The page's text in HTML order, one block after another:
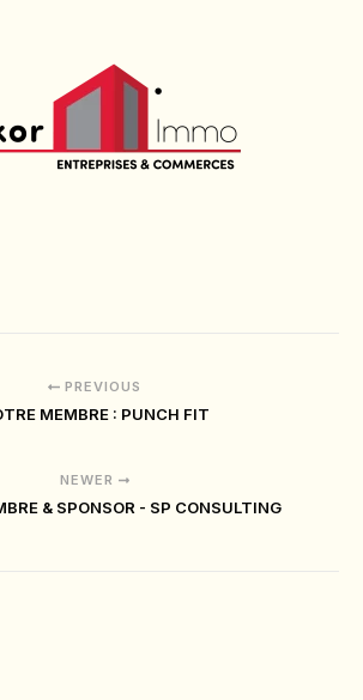
PREVIOUS
MEMBRE : PUNCH FIT
NEWER
& SPONSOR - SP CONSULTING